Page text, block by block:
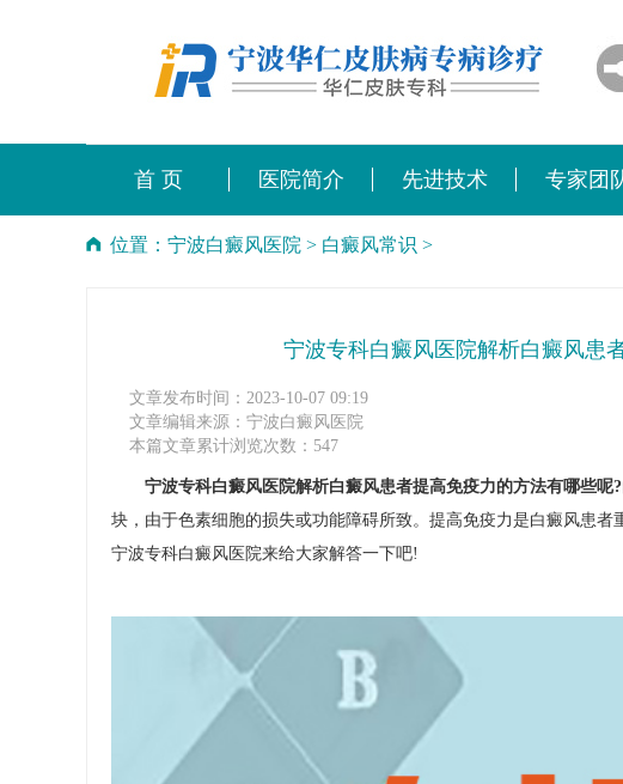
首 页 医院简介 先进技术 专家团
位置： 宁波白癜风医院 > 白癜风常识 >
宁波专科白癜风医院解析白癜风患
文章发布时间：2023-10-07 09:19
文章编辑来源：宁波白癜风医院
本篇文章累计浏览次数：547
宁波专科白癜风医院解析白癜风患者提高免疫力的方法有哪些呢?
块，由于色素细胞的损失或功能障碍所致。提高免疫力是白癜风患
宁波专科白癜风医院来给大家解答一下吧!